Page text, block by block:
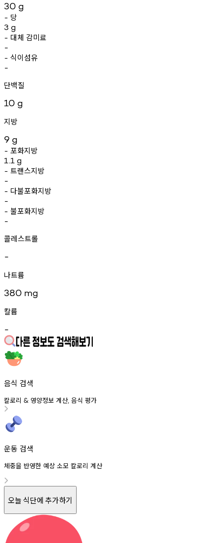
30 g
- 당
3 g
- 대체 감미료
-
- 식이섬유
-
단백질
10 g
지방
9 g
- 포화지방
1.1 g
- 트랜스지방
-
- 다불포화지방
-
- 불포화지방
-
콜레스트롤
-
나트륨
380 mg
칼륨
-
음식 검색
칼로리 & 영양정보 계산, 음식 평가
운동 검색
체중을 반영한 예상 소모 칼로리 계산
오늘 식단에 추가하기